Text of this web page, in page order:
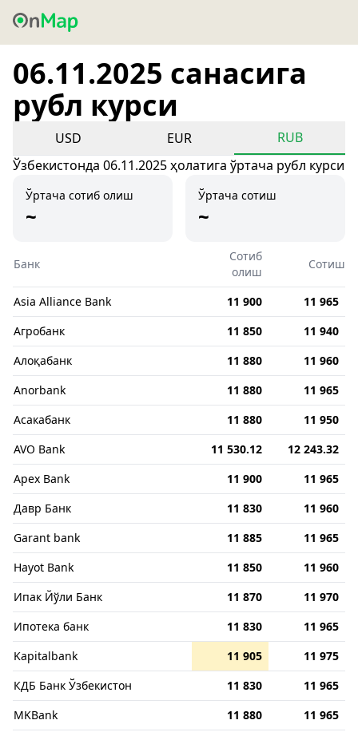
06.11.2025 санасига
рубл курси
USD EUR
RUB
Ўзбекистонда 06.11.2025 ҳолатига ўртача рубл курси
Ўртача сотиб олиш
~
Ўртача сотиш
~
Банк
Сотиб
олиш
Сотиш
Asia Alliance Bank 11 900
11 965
Агробанк
11 850
11 940
Алоқабанк
11 880
11 960
Anorbank
11 880
11 965
Асакабанк
11 880
11 950
AVO Bank
11 530.12
12 243.32
Apex Bank
11 900
11 965
Давр Банк
11 830
11 960
Garant bank
11 885
11 965
Hayot Bank
11 850
11 960
Ипак Йўли Банк
11 870
11 970
Ипотека банк
11 830
11 965
Kapitalbank
11 905
11 975
КДБ Банк Ўзбекистон
11 830
11 965
MKBank
11 880
11 965